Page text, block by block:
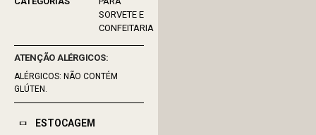
SORVETE E
CONFEITARIA
ATENÇÃO ALÉRGICOS:
ALÉRGICOS: NÃO CONTÉM
GLÚTEN.
ESTOCAGEM